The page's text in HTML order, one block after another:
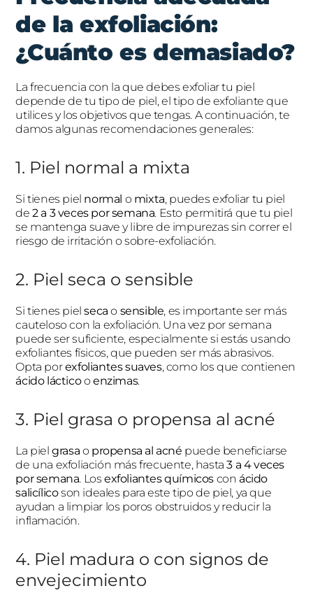
de la exfoliación:
¿Cuánto es demasiado?
La frecuencia con la que debes exfoliar tu piel
depende de tu tipo de piel, el tipo de exfoliante que
utilices y los objetivos que tengas. A continuación, te
damos algunas recomendaciones generales:
1. Piel normal a mixta
Si tienes piel normal o mixta, puedes exfoliar tu piel
de2 a 3 veces por semana. Esto permitirá que tu piel
se mantenga suave y libre de impurezas sin correr el
riesgo de irritación o sobre-exfoliación.
2. Piel seca o sensible
Si tienes pielseca o sensible, es importante ser más
cauteloso con la exfoliación. Una vez por semana
puede ser suficiente, especialmente si estás usando
exfoliantes físicos, que pueden ser más abrasivos.
Opta porexfoliantes suaves, como los que contienen
ácido lácticooenzimas.
3. Piel grasa o propensa al acné
La pielgrasa o propensa al acné puede beneficiarse
de una exfoliación más frecuente, hasta3 a 4 veces
por semana. Losexfoliantes químicos con ácido
salicílicoson ideales para este tipo de piel, ya que
ayudan a limpiar los poros obstruidos y reducir la
inflamación.
4. Piel madura o con signos de
envejecimiento